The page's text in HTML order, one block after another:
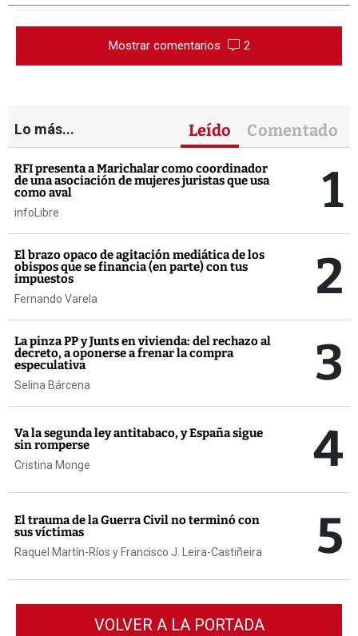
Mostrar comentarios 2
Lo más... Leído Comentado
RFI presenta a Marichalar como coordinador
de una asociación de mujeres juristas que usa
como aval
infoLibre 1
El brazo opaco de agitación mediática de los
obispos que se financia (en parte) con tus
impuestos
Fernando Varela 2
La pinza PP y Junts en vivienda: del rechazo al
decreto, a oponerse a frenar la compra
especulativa
Selina Bárcena 3
Va la segunda ley antitabaco, y España sigue
sin romperse
Cristina Monge 4
El trauma de la Guerra Civil no terminó con
sus víctimas
Raquel Martín-Ríos y Francisco J. Leira-Castiñeira 5
VOLVER A LA PORTADA